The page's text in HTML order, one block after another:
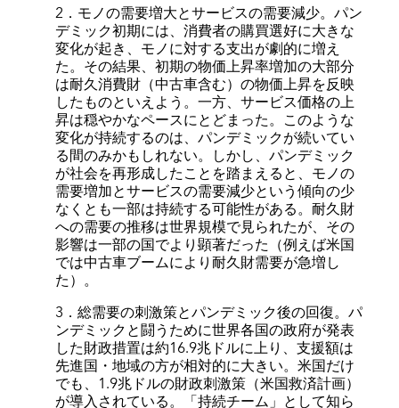
2．モノの需要増大とサービスの需要減少。パン
デミック初期には、消費者の購買選好に大きな
変化が起き、モノに対する支出が劇的に増え
た。その結果、初期の物価上昇率増加の大部分
は耐久消費財（中古車含む）の物価上昇を反映
したものといえよう。一方、サービス価格の上
昇は穏やかなペースにとどまった。このような
変化が持続するのは、パンデミックが続いてい
る間のみかもしれない。しかし、パンデミック
が社会を再形成したことを踏まえると、モノの
需要増加とサービスの需要減少という傾向の少
なくとも一部は持続する可能性がある。耐久財
への需要の推移は世界規模で見られたが、その
影響は一部の国でより顕著だった（例えば米国
では中古車ブームにより耐久財需要が急増し
た）。
3．総需要の刺激策とパンデミック後の回復。パ
ンデミックと闘うために世界各国の政府が発表
した財政措置は約16.9兆ドルに上り、支援額は
先進国・地域の方が相対的に大きい。米国だけ
でも、1.9兆ドルの財政刺激策（米国救済計画）
が導入されている。「持続チーム」として知ら